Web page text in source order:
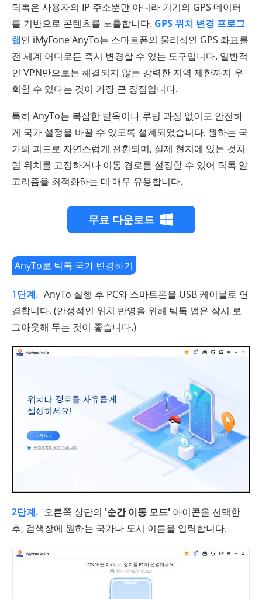
틱톡은 사용자의 IP 주소뿐만 아니라 기기의 GPS 데이터
를 기반으로 콘텐츠를 노출합니다. GPS 위치 변경 프로그
램인 iMyFone AnyTo는 스마트폰의 물리적인 GPS 좌표를
전 세계 어디로든 즉시 변경할 수 있는 도구입니다. 일반적
인 VPN만으로는 해결되지 않는 강력한 지역 제한까지 우
회할 수 있다는 것이 가장 큰 장점입니다.
특히 AnyTo는 복잡한 탈옥이나 루팅 과정 없이도 안전하
게 국가 설정을 바꿀 수 있도록 설계되었습니다. 원하는 국
가의 피드로 자연스럽게 전환되며, 실제 현지에 있는 것처
럼 위치를 고정하거나 이동 경로를 설정할 수 있어 틱톡 알
고리즘을 최적화하는 데 매우 유용합니다.
무료 다운로드
AnyTo로 틱톡 국가 변경하기
1단계. AnyTo 실행 후 PC와 스마트폰을 USB 케이블로 연
결합니다. (안정적인 위치 반영을 위해 틱톡 앱은 잠시 로
그아웃해 두는 것이 좋습니다.)
2단계. 오른쪽 상단의 '순간 이동 모드' 아이콘을 선택한
후, 검색창에 원하는 국가나 도시 이름을 입력합니다.